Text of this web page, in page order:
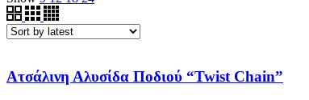
Ατσάλινη Αλυσίδα Ποδιού “Twist Chain”